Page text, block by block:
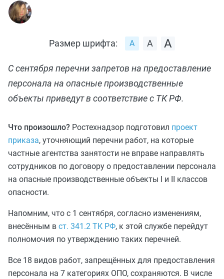
Размер шрифта:
С сентября перечни запретов на предоставление
персонала на опасные производственные
объекты приведут в соответствие с ТК РФ.
Что произошло? Ростехнадзор подготовил проект
приказа, уточняющий перечни работ, на которые
частные агентства занятости не вправе направлять
сотрудников по договору о предоставлении персонала
на опасные производственные объекты I и II классов
опасности.
Напомним, что с 1 сентября, согласно изменениям,
внесённым в ст. 341.2 ТК РФ, к этой службе перейдут
полномочия по утверждению таких перечней.
Все 18 видов работ, запрещённых для предоставления
персонала на 7 категориях ОПО, сохраняются. В числе